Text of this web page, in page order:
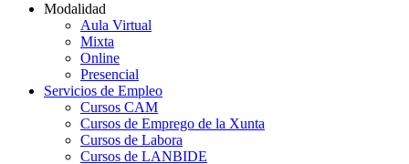
Modalidad
Aula Virtual
Mixta
Online
Presencial
Servicios de Empleo
Cursos CAM
Cursos de Emprego de la Xunta
Cursos de Labora
Cursos de LANBIDE